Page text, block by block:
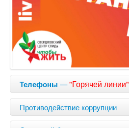
Телефоны —"Горячей линии"
Противодействие коррупции